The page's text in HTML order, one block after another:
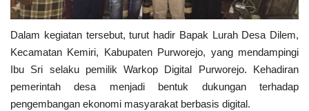
Dalam kegiatan tersebut, turut hadir Bapak Lurah Desa Dilem,
Kecamatan Kemiri, Kabupaten Purworejo, yang mendampingi
Ibu Sri selaku pemilik Warkop Digital Purworejo. Kehadiran
pemerintah desa menjadi bentuk dukungan terhadap
pengembangan ekonomi masyarakat berbasis digital.